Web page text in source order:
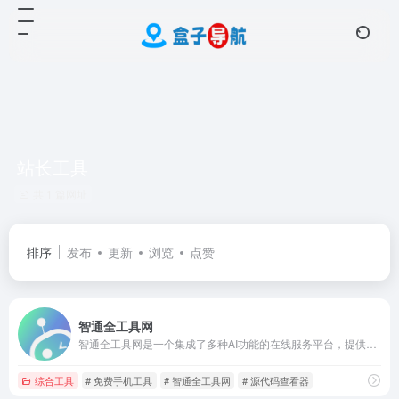
排序 发布 更新 浏览 点赞
智通全工具网
综合工具 # 免费手机工具 # 智通全工具网 # 源代码查看器